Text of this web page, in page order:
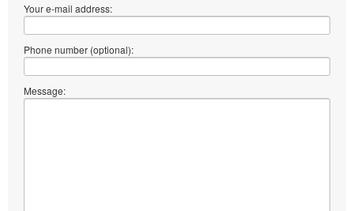
Your e-mail address:
Phone number (optional):
Message: